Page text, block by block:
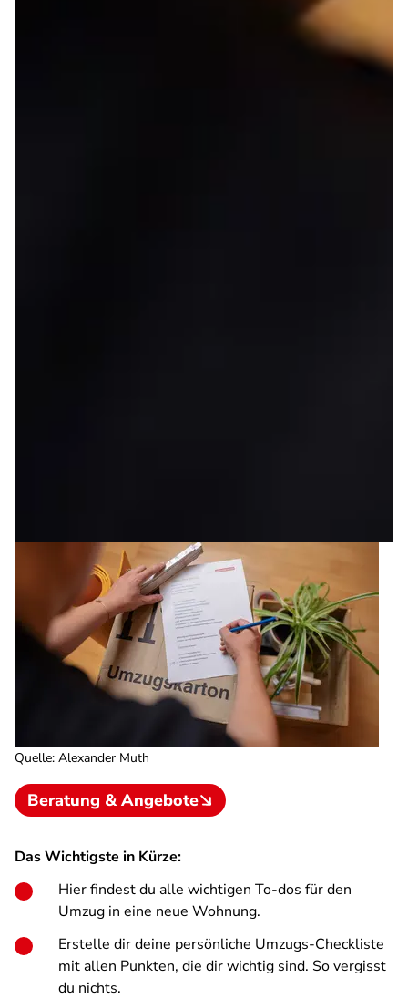
Quelle: Alexander Muth
Beratung & Angebote
Das Wichtigste in Kürze:
Hier findest du alle wichtigen To-dos für den
Umzug in eine neue Wohnung.
Erstelle dir deine persönliche Umzugs-Checkliste
mit allen Punkten, die dir wichtig sind. So vergisst
du nichts.